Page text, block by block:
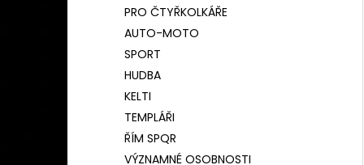
PRO ČTYŘKOLKÁŘE
AUTO-MOTO
SPORT
HUDBA
KELTI
TEMPLÁŘI
ŘÍM SPQR
VÝZNAMNÉ OSOBNOSTI